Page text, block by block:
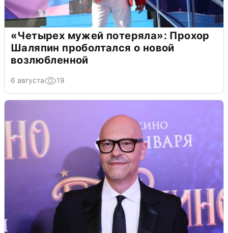
«Четырех мужей потеряла»: Прохор
Шаляпин проболтался о новой
возлюбленной
6 августа 19